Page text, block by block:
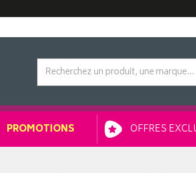
PROMOTIONS OFFRES